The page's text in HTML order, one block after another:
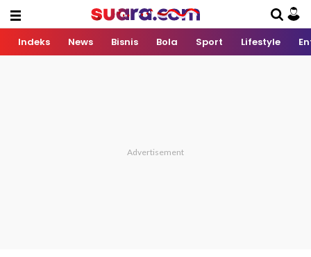
Indeks News Bisnis Bola Sport Lifestyle